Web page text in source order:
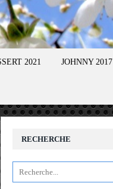
2021 JOHNNY 2017
RECHERCHE